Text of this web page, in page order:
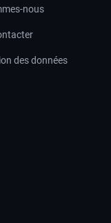
nous
des données